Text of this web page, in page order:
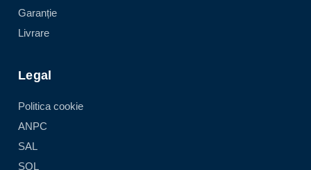
Garanție
Livrare
Legal
Politica cookie
ANPC
SAL
SOL